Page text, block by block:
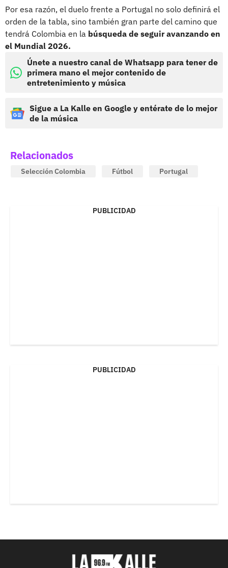
Por esa razón, el duelo frente a Portugal no solo definirá el
orden de la tabla, sino también gran parte del camino que
tendrá Colombia en la búsqueda de seguir avanzando en
el Mundial 2026.
Únete a nuestro canal de Whatsapp para tener de
primera mano el mejor contenido de
entretenimiento y música
Sigue a La Kalle en Google y entérate de lo mejor
de la música
Relacionados
Selección Colombia Fútbol Portugal
PUBLICIDAD
PUBLICIDAD